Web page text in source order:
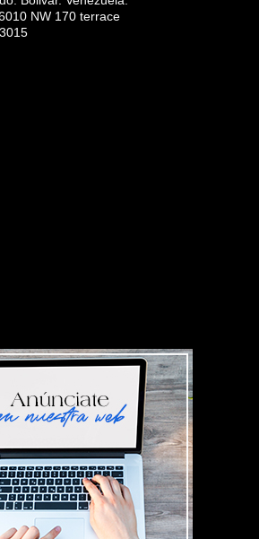
NW 170 terrace